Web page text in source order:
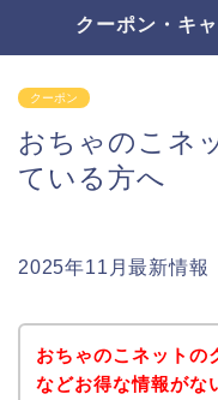
クーポン・キ
クーポン
おちゃのこネ
ている方へ
2025年11月最新情報
おちゃのこネットの
などお得な情報がな